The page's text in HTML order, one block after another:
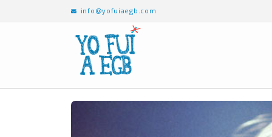
info@yofuiaegb.com